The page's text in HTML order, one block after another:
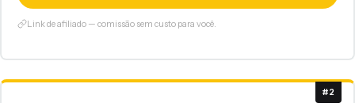
Link de afiliado — comissão sem custo para você.
#2